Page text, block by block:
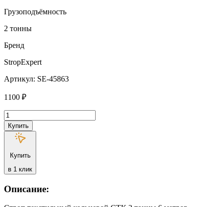
Грузоподъёмность
2 тонны
Бренд
StropExpert
Артикул: SE-45863
1100 ₽
Количество
товара
Строп
текстильный
СТК
StropExpert
2
т
6
Купить
Купить
в 1 клик
Описание: